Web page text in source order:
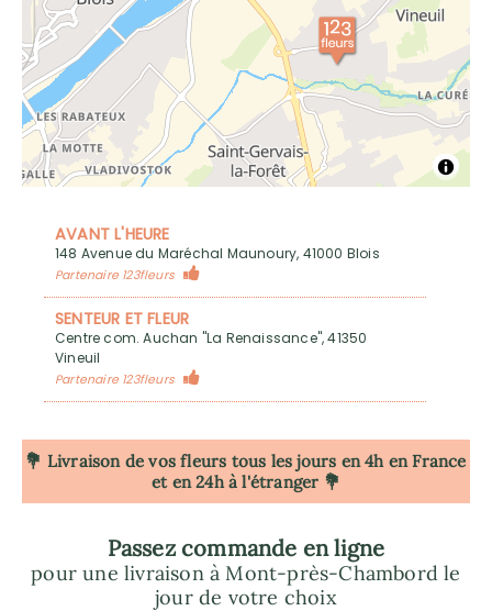
AVANT L'HEURE
148 Avenue du Maréchal Maunoury, 41000 Blois
Partenaire 123fleurs
SENTEUR ET FLEUR
Centre com. Auchan "La Renaissance", 41350
Vineuil
Partenaire 123fleurs
💐 Livraison de vos fleurs tous les jours en 4h en France
et en 24h à l'étranger 💐
Passez commande en ligne
pour une livraison à Mont-près-Chambord le
jour de votre choix